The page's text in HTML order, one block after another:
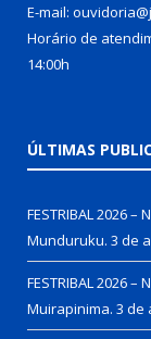
E-mail:
Horário de
14:00h
ÚLTIMAS
FESTRIBAL 2026
Munduruku. 3 de
FESTRIBAL 2026
Muirapinima. 3 de